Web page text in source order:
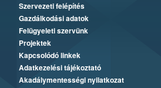
Szervezeti felépítés
Gazdálkodási adatok
Felügyeleti szervünk
Projektek
Kapcsolódó linkek
Adatkezelési tájékoztató
Akadálymentességi nyilatkozat